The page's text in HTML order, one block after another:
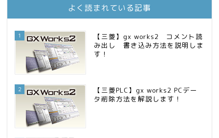
お金に困らない生活（インデックス投資ブログ）
よく読まれている記事
1
【三菱】gx works2 コメント読
み出し 書き込み方法を説明しま
す！
2
【三菱PLC】gx works2 PCデー
タ削除方法を解説します！